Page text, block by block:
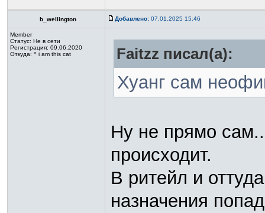
b_wellington Добавлено: 07.01.2025 15:46
Member
Статус: Не в сети
Регистрация: 09.06.2020
Откуда: ^ i am this cat
Faitzz писал(а):
Хуанг сам
Ну не прямо
происходит.
В ритейл и
назначения